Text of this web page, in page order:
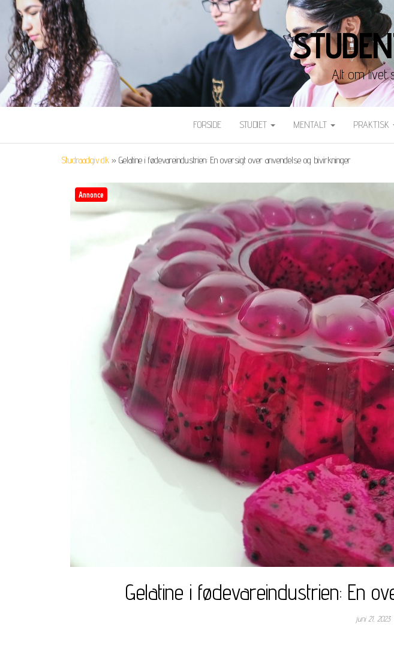
Alt om livet
FORSIDE STUDIET MENTALT PRAKTISK
Studraadgiv.dk » Gelatine i fødevareindustrien: En oversigt over anvendelse og bivirkninger
Annonce
Gelatine i fødevareindustrien: En
juni 21, 2023